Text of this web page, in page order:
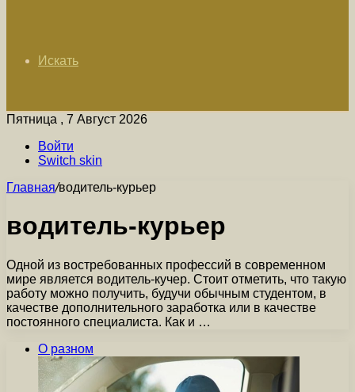
Искать
Пятница , 7 Август 2026
Войти
Switch skin
Главная/водитель-курьер
водитель-курьер
Одной из востребованных профессий в современном
мире является водитель-кучер. Стоит отметить, что такую
работу можно получить, будучи обычным студентом, в
качестве дополнительного заработка или в качестве
постоянного специалиста. Как и …
О разном